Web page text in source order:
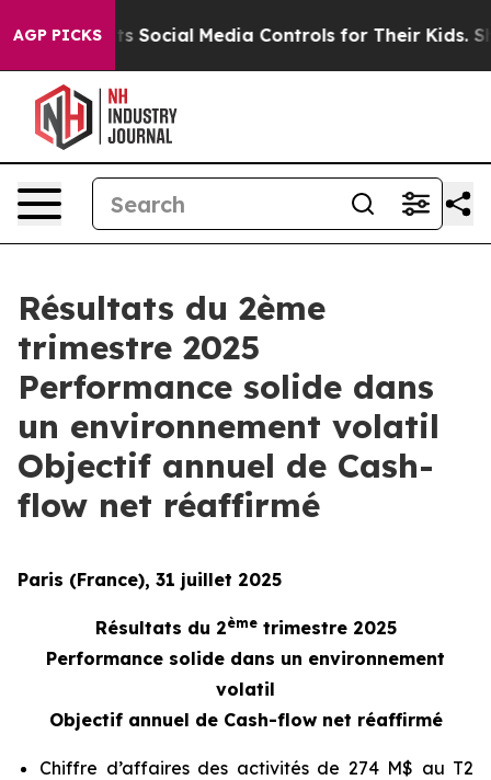
AGP PICKSMedia Controls for Their Kids. Should the US?
Résultats du 2ème
trimestre 2025
Performance solide dans
un environnement volatil
Objectif annuel de Cash-
flow net réaffirmé
Paris (France), 31 juillet 2025
Résultats du 2èmetrimestre 2025
Performance solide dans un environnement
volatil
Objectif annuel de Cash-flow net réaffirmé
Chiffre d’affaires des activités de 274 M$ au T2